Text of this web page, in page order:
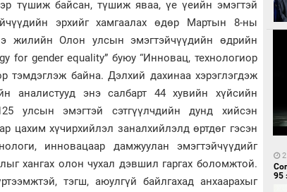
түшиж байсан, түшиж яваа, үе үеийн эмэгтэй
эрхийг хамгаалах өдөр Мартын 8-ны
жилийн Олон улсын эмэгтэйчүүдийн өдрийн
for gender equality” буюу “Инновац, технологиор
тэмдэглэж байна. Дэлхий дахинаа хэрэглэгдэж
аналистууд энэ салбарт 44 хувийн хүйсийн
улсын эмэгтэй сэтгүүлчдийн дунд хийсэн
цахим хүчирхийлэл заналхийлэлд өртдөг гэсэн
инновацаар дамжуулан эмэгтэйчүүдийг
хангах олон чухал дэвшил гаргах боломжтой.
тэгш, аюулгүй байлгахад анхаарахыг
95